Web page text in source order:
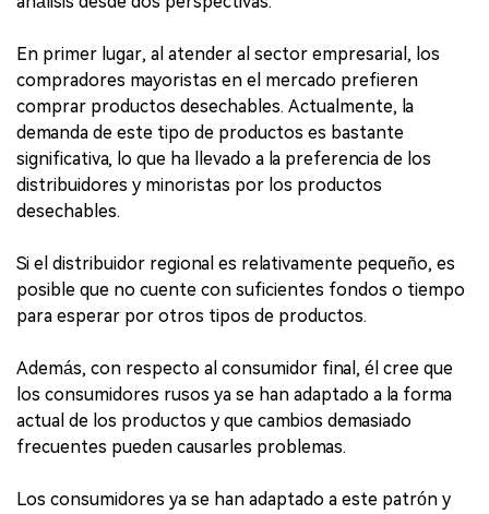
En primer lugar, al atender al sector empresarial, los
compradores mayoristas en el mercado prefieren
comprar productos desechables. Actualmente, la
demanda de este tipo de productos es bastante
significativa, lo que ha llevado a la preferencia de los
distribuidores y minoristas por los productos
desechables.
Si el distribuidor regional es relativamente pequeño, es
posible que no cuente con suficientes fondos o tiempo
para esperar por otros tipos de productos.
Además, con respecto al consumidor final, él cree que
los consumidores rusos ya se han adaptado a la forma
actual de los productos y que cambios demasiado
frecuentes pueden causarles problemas.
Los consumidores ya se han adaptado a este patrón y